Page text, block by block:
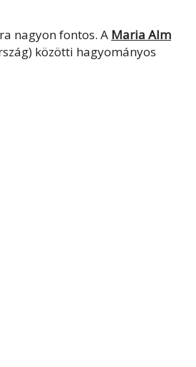
nagyon fontos. A Maria Alm
közötti hagyományos